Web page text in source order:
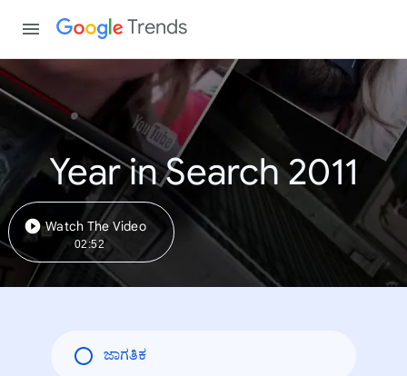
Trends
Year in Search 2011
Watch The Video
02:52
ಜಾಗತಿಕ